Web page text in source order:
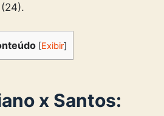
[Exibir]
x Santos: